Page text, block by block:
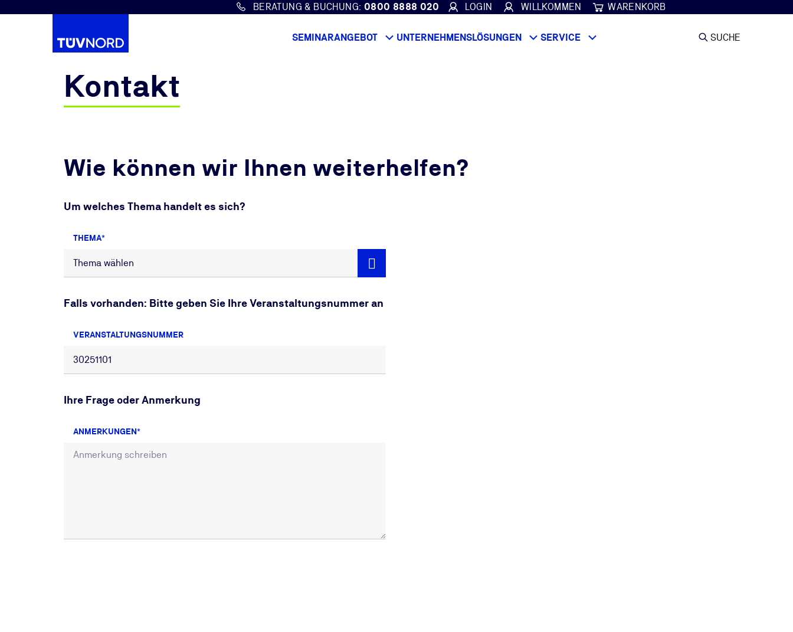
Springe zum Hauptinhalt
BERATUNG & BUCHUNG: 0800 8888 020 LOGIN WILLKOMMEN WARENKORB
SEMINARANGEBOT UNTERNEHMENSLÖSUNGEN SERVICE SUCHE
Kontakt
Wie können wir Ihnen weiterhelfen?
Um welches Thema handelt es sich?
THEMA
Falls vorhanden: Bitte geben Sie Ihre Veranstaltungsnummer an
VERANSTALTUNGSNUMMER
Ihre Frage oder Anmerkung
ANMERKUNGEN